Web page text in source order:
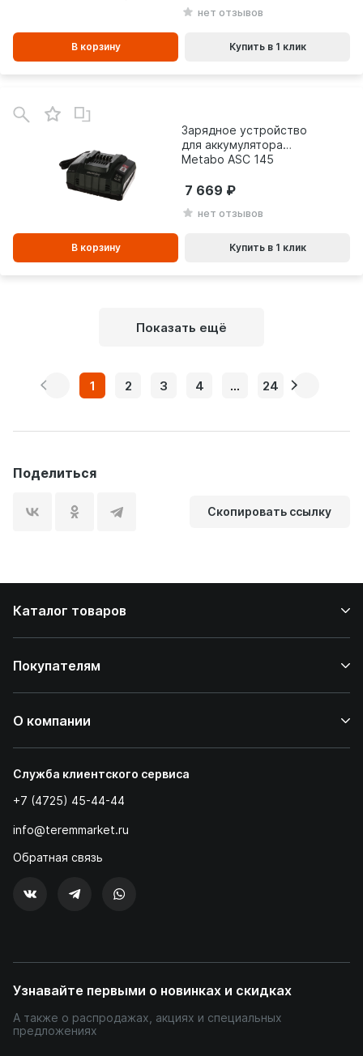
нет отзывов
В корзину Купить в 1 клик
Зарядное устройство
для аккумулятора
Metabo ASC 145
нет отзывов
7 669
В корзину Купить в 1 клик
Показать ещё
1 2 3 4 ... 24
Поделиться
Скопировать ссылку
Каталог товаров
Покупателям
О компании
Служба клиентского сервиса
+7 (4725) 45-44-44
info@teremmarket.ru
Обратная связь
Узнавайте первыми о новинках и скидках
А также о распродажах, акциях и специальных
предложениях